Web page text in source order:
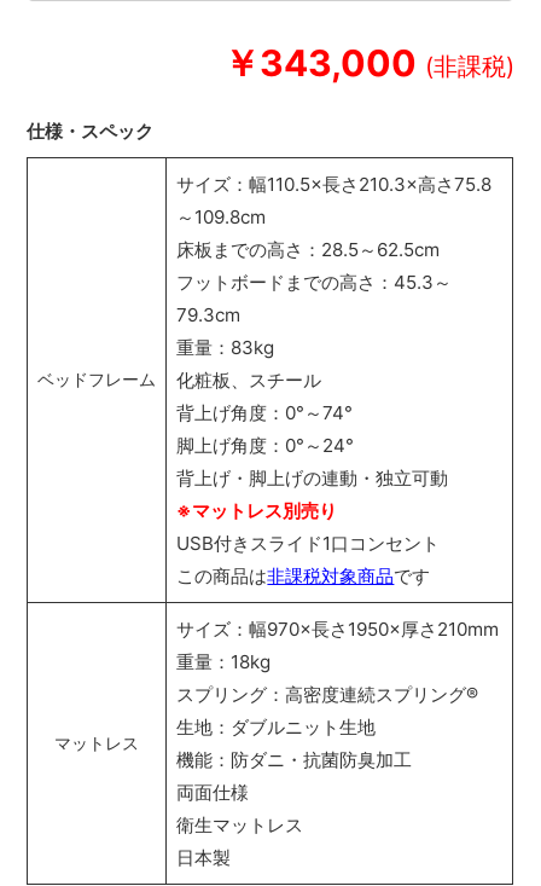
￥343,000
仕様・スペック
ベッドフレーム
サイズ：幅110.5×長さ210.3×高さ75.8
～109.8cm
床板までの高さ：28.5～62.5cm
フットボードまでの高さ：45.3～
79.3cm
重量：83kg
化粧板、スチール
背上げ角度：0°～74°
脚上げ角度：0°～24°
背上げ・脚上げの連動・独立可動
※マットレス別売り
USB付きスライド1口コンセント
この商品は非課税対象商品です
マットレス
サイズ：幅970×長さ1950×厚さ210mm
重量：18kg
スプリング：高密度連続スプリング®
生地：ダブルニット生地
機能：防ダニ・抗菌防臭加工
両面仕様
衛生マットレス
日本製